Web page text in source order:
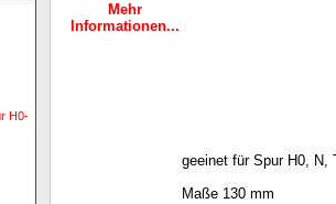
H0-
Mehr
Informationen...
geeinet für Spur H0, N,
Maße 130 mm